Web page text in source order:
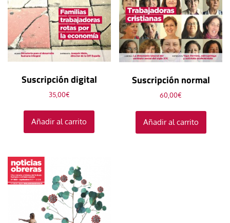
Suscripción digital
35,00€
Añadir al carrito
Suscripción normal
60,00€
Añadir al carrito